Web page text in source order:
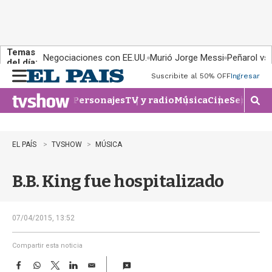
Temas
del día: Negociaciones con EE.UU. Murió Jorge Messi Peñarol
n
u
Suscribite al 50% OFFIngresar
PersonajesTV y radioMúsicaCineSeries
M
o
EL PAÍS TVSHOW MÚSICA
B.B. King fue hospitalizado
07/04/2015, 13:52
Compartir esta noticia
F
W
T
L
E